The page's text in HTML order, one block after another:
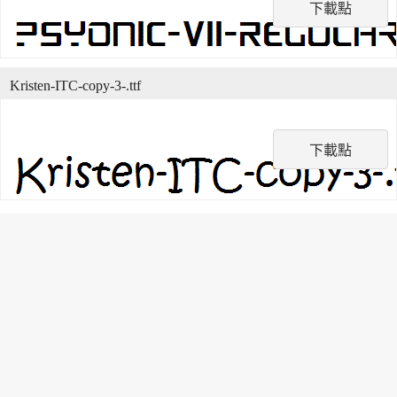
下載點
下載點
Kristen-ITC-copy-3-.ttf